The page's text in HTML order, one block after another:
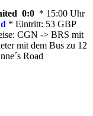
0:0 * 15:00 Uhr
* Eintritt: 53 GBP
CGN -> BRS mit
mit dem Bus zu 12
Road